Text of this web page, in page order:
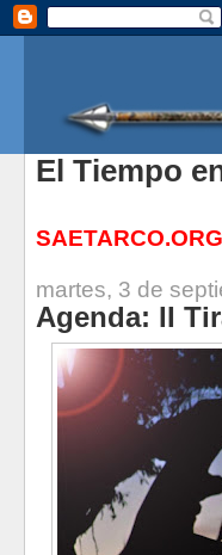
El Tiempo
SAETARCO.ORG
martes, 3 de
Agenda: II